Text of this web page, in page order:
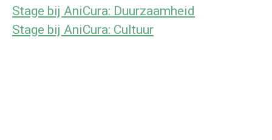
Stage bij AniCura: Duurzaamheid
Stage bij AniCura: Cultuur